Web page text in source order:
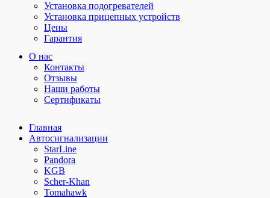
Установка подогревателей
Установка прицепных устройств
Цены
Гарантия
О нас
Контакты
Отзывы
Наши работы
Сертификаты
Главная
Автосигнализации
StarLine
Pandora
KGB
Scher-Khan
Tomahawk